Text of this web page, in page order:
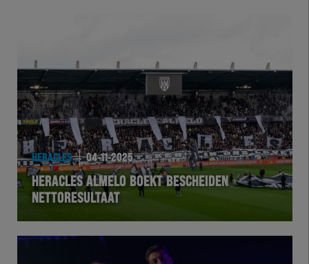
HERACLES 04-11-2025
HERACLES ALMELO BOEKT BESCHEIDEN
NETTORESULTAAT